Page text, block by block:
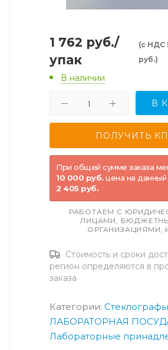
1 762 руб./
упак
(с НДС
руб.)
В наличии
В
При общей сумме заказа
10 000 руб. цена на данный
2 405 руб.
РАБОТАЕМ С
ЛИЦАМИ,
ОРГАНИЗАЦИЯМИ,
Стоимость и сроки
регион определяются в
заказа
Категории: Стеклографы
ЛАБОРАТОРНАЯ
Лабораторные